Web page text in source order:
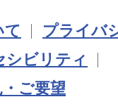
て
プライバ
シビリティ
ご要望